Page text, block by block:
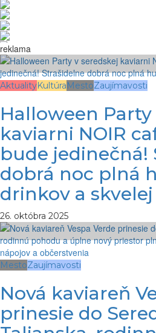
reklama
AktualityKultúra MestoZaujímavosti
Halloween Party
kaviarni NOIR
bude jedinečná!
dobrá noc plná
drinkov a
26. októbra 2025
MestoZaujímavosti
Nová kaviareň
prinesie do